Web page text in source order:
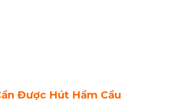
Được Hút Hầm Cầu